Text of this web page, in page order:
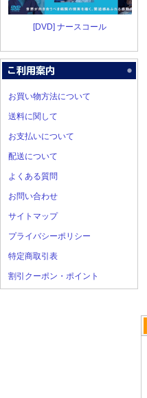
[DVD] ナースコール
お買い物方法について
送料に関して
お支払いについて
配送について
よくある質問
お問い合わせ
サイトマップ
プライバシーポリシー
特定商取引表
割引クーポン・ポイント